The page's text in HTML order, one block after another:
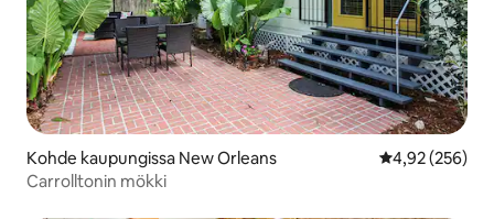
Kohde kaupungissa New Orleans
4,92 (256)
Carrolltonin mökki